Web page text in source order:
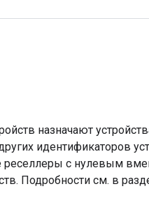
назначают
идентификаторов
реселлеры с нулевым
Подробности см. в